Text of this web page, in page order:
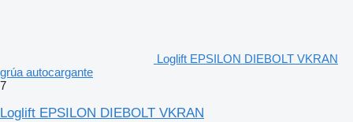
Loglift EPSILON DIEBOLT VKRAN
grúa autocargante
7
Loglift EPSILON DIEBOLT VKRAN